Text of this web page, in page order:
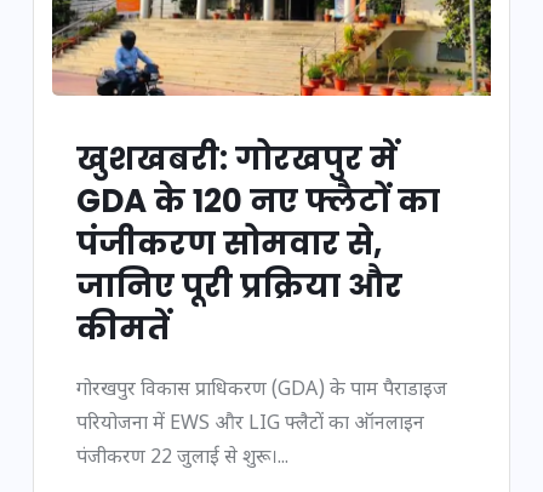
खुशखबरी: गोरखपुर में
GDA के 120 नए फ्लैटों का
पंजीकरण सोमवार से,
जानिए पूरी प्रक्रिया और
कीमतें
गोरखपुर विकास प्राधिकरण (GDA) के पाम पैराडाइज
परियोजना में EWS और LIG फ्लैटों का ऑनलाइन
पंजीकरण 22 जुलाई से शुरू।...